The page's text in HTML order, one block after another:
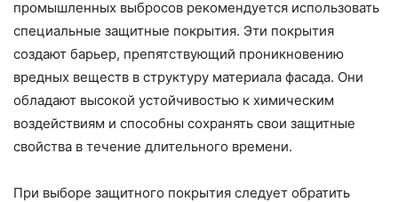
промышленных выбросов рекомендуется использовать
специальные защитные покрытия. Эти покрытия
создают барьер, препятствующий проникновению
вредных веществ в структуру материала фасада. Они
обладают высокой устойчивостью к химическим
воздействиям и способны сохранять свои защитные
свойства в течение длительного времени.
При выборе защитного покрытия следует обратить